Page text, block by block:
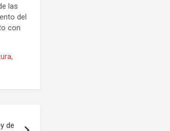
las
del
con
,
de